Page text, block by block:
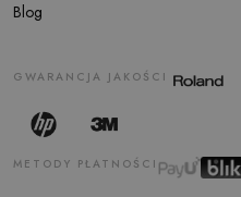
Blog
GWARANCJA JAKOŚCI
METODY PŁATNOŚCI